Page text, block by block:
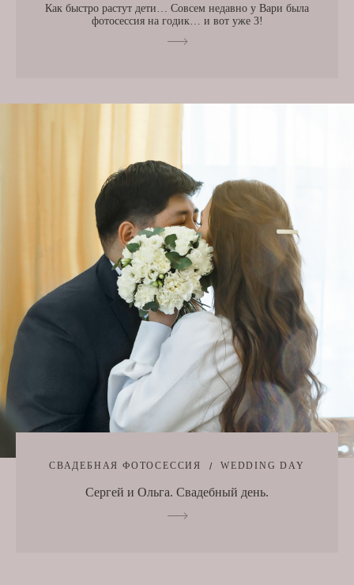
Как быстро растут дети… Совсем недавно у Вари была
фотосессия на годик… и вот уже 3!
СВАДЕБНАЯ ФОТОСЕССИЯ WEDDING DAY
Сергей и Ольга. Свадебный день.